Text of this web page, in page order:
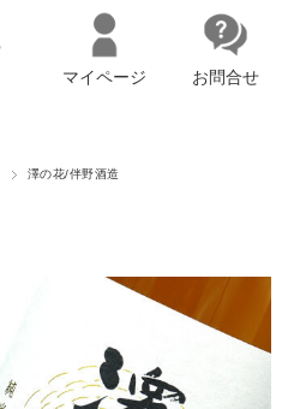
マイページへログイン
マイページ お問合せ
澤の花/伴野酒造